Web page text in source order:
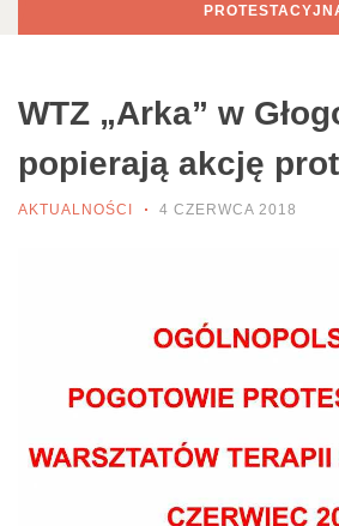
WTZ „Arka” w
popierają akcję
AKTUALNOŚCI 4 CZERWCA 2018